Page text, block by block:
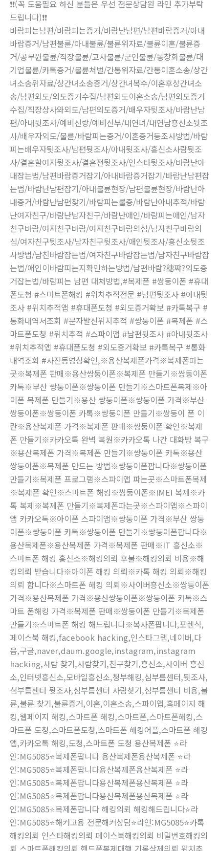
❗❗(꼭 도움필요 하신 분들은 우선 전문상담원 라인 추가부탁
드립니다)❗❗
바람피는남편/바람피는증거/바람난남편/남편바람증거/아내
바람증거/남편불륜/아내불륜/불륜위자료/불륜이혼/불륜증
거/공무원불륜/직장불륜/교사불륜/군인불륜/동창회불륜/대
기업불륜/카톡증거/불륜처벌/간통위자료/간통이혼소송/상간
녀소송위자료/상간녀소송증거/상간녀복수/이혼후상간녀소
송/남편외도/외도증거수집/남편외도이혼소송/남편외도증거
수집/직장상사와외도/남편외도증거/배우자뒷조사/바람난남
편/아내뒷조사/예비신랑/예비신부/내연녀/내연남흥신소뒷조
사/배우자외도/불륜/바람피는증거/이혼증거등조사방법/바람
피는배우자뒷조사/남편뒷조사/아내뒷조사/흥신소사람뒷조
사/결혼할여자뒷조사/결혼전뒷조사/인스타뒷조사/바람난아
내잡는법/남편바람증거잡기/아내바람증거잡기/바람난남편잡
는법/바람난남편잡기/아내불륜현장/남편불륜현장/바람난아
내증거/바람난남편찾기/바람피는물증/바람난아내추적/바람
난여자친구/바람난남자친구/바람난애인/바람피는애인/남자
친구바람/여자친구바람/여자친구바람의심/남자친구바람의
심/여자친구뒷조사/남자친구뒷조사/애인뒷조사/흥신소뒷조
사방법/남친바람잡는법/여자친구바람잡는법/남자친구바람잡
는법/애인이바람피는지확인하는방법/남편바람?穗쨔?외도증
거잡는법/바람피는 남편 대처방법,#복제폰 #쌍둥이폰 #휴대
폰도청 #스마트폰해킹 #위치추적전문 #남편뒷조사 #아내뒷
조사 #위치추적앱 #휴대폰도청 #외도증거확보 #카톡복구 #
통화내역서조회 #문자발신위치추적 #쌍둥이폰 #복제폰 #스
마트폰도청 #위치추적 #스파이앱 #남편뒷조사 #아내뒷조사
#위치추적앱 #휴대폰도청 #외도증거확보 #카톡복구 #통화
내역조회 #사진동영상확인,※용산복제폰가격※복제폰파는
곳※복제폰 판매※용산쌍둥이폰※복제폰 만들기※쌍둥이폰
카톡※부산 쌍둥이폰※쌍둥이폰 만들기※스마트폰복제※아
이폰 복제폰 만들기※용산 쌍둥이폰※쌍둥이폰 가격※부산
쌍둥이폰※쌍둥이폰 카톡※쌍둥이폰 만들기※쌍둥이 폰 이
란※용산복제폰 가격※복제폰 판매※쌍둥이폰 확인※복제
폰 만들기※카카오톡 완벽 복원※카카오톡 나간 대화방 복구
※용산복제폰 가격※복제폰 만들기※쌍둥이폰 카톡※용산
쌍둥이폰※복제폰 만드는 방법※쌍둥이폰팝니다※쌍둥이폰
만들기※복제폰 프로그램※스파이앱 파는곳※스마트폰복제
※복제폰 확인※스마트폰 해킹※쌍둥이폰※IMEI 복제※카
톡 복제※복제폰 만들기※복제폰파는곳※스파이앱※스파이
앱 카카오톡※아이폰 스파이앱※쌍둥이폰 가격※부산 쌍둥
이폰※쌍둥이폰 카톡※쌍둥이폰 만들기※쌍둥이폰팝니다※
용산복제폰※용산복제폰 가격※복제폰 판매※IT 흥신소※
스마트폰 해킹 흥신소※해킹의뢰 후불※해킹의뢰 비용※해
킹의뢰 받습니다※아이폰 해킹 의뢰※카톡 해킹 의뢰※해킹
의뢰 합니다※스마트폰 해킹 의뢰※사이버흥신소※쌍둥이폰
가격※용산복제폰 가격※용산쌍둥이폰※쌍둥이폰 카톡※스
마트 폰해킹 가격※복제폰 판매※쌍둥이폰 만들기※복제폰
만들기※스마트폰 해킹 해드립니다※복사폰팝니다,포렌식,
페이스북 해킹,facebook hacking,인스타그램,네이버,다
음,구글,naver,daum.google,instagram,instagram
hacking,사람 찾기,사람찾기,친구찾기,흥신소,사이버 흥신
소,인터넷흥신소,모바일흥신소,청부해킹,심부름센터,뒷조사,
심부름센터 뒷조사,심부름센터 사람찾기,심부름센터 비용,불
륜,불륜 찾기,불륜증거,이혼,이혼소송,스파이앱,홈페이지 해
킹,웹페이지 해킹,스마트폰 해킹,스마트폰,스마트폰해킹,스
마트폰 도청,스마트폰도청,스마트폰 해킹어플,스마트폰 해킹
앱,카카오톡 해킹,도청,스마트폰 도청 용산복제폰 ⭐라
인:MG5085⭐복제폰팝니다 용산복제폰용산복제폰 ⭐라
인:MG5085⭐복제폰팝니다용산복제폰용산복제폰 ⭐라
인:MG5085⭐복제폰팝니다용산복제폰용산복제폰 ⭐라
인:MG5085⭐복제폰팝니다용산복제폰용산복제폰 ⭐라
인:MG5085⭐복제폰팝니다 해킹의뢰 해킹해드립니다⭐라
인:MG5085⭐해커고용 전문해커상담⭐라인:MG5085⭐카톡
해킹의뢰 인스타해킹의뢰 페이스북해킹의뢰 비밀번호해킹의